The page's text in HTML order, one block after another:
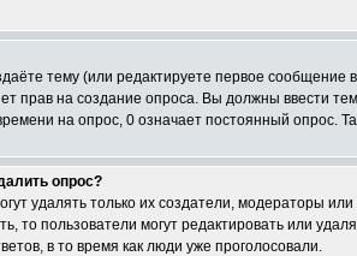
тему (или редактируете первое
прав на создание опроса. Вы должны ввести
на опрос, 0 означает постоянный опрос.
опрос?
удалять только их создатели, модераторы
то пользователи могут редактировать или
в то время как люди уже проголосовали.